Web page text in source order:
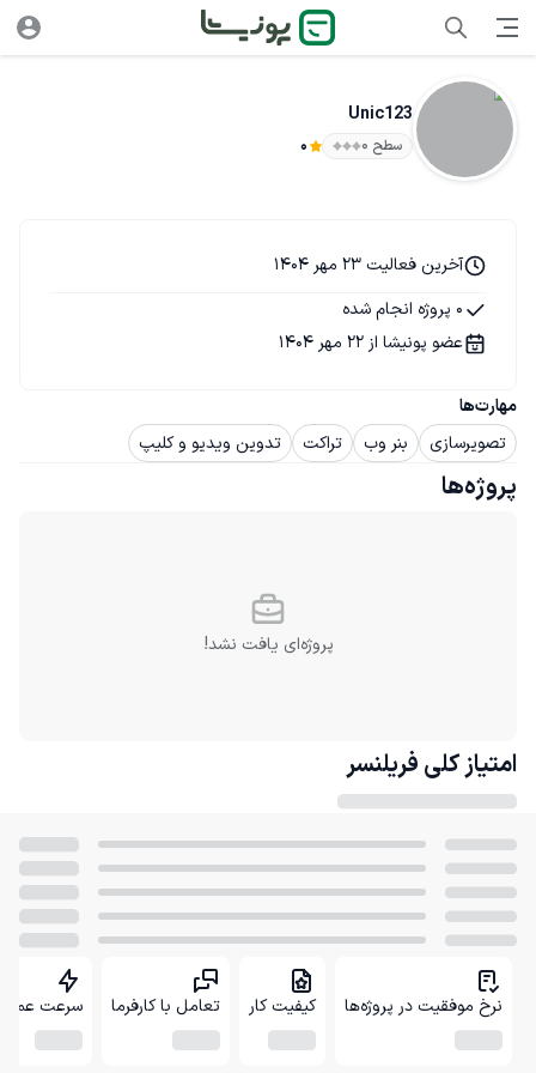
Unic123
سطح ۰ 0
مهارت‌ها
تصویرسازی
بنر وب تراکت تدوین ویدیو و کلیپ
آخرین فعالیت 23 مهر 1404
0 پروژه انجام شده
عضو پونیشا از 22 مهر 1404
پروژه‌ها
پروژه‌ای یافت نشد!
امتیاز کلی فریلنسر
نرخ موفقیت در پروژه‌ها کیفیت کار تعامل با کارفرما سرعت عمل